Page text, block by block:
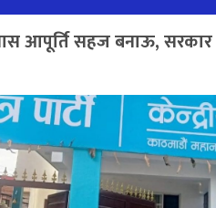
आपूर्ति सहज बनाऊ, सरकार